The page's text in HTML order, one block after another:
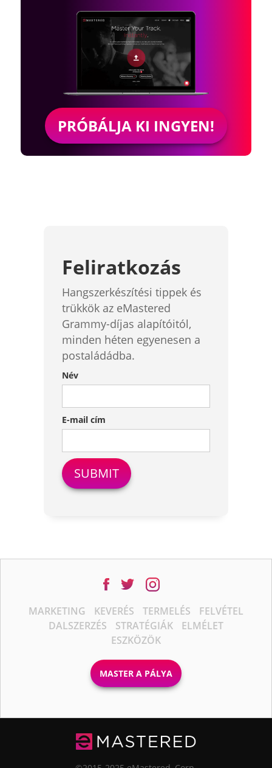
PRÓBÁLJA KI INGYEN!
Feliratkozás
Hangszerkészítési tippek és
trükkök az eMastered
Grammy-díjas alapítóitól,
minden héten egyenesen a
postaládádba.
Név
E-mail cím
MARKETING KEVERÉS TERMELÉS
FELVÉTEL
DALSZERZÉS
STRATÉGIÁK
ELMÉLET
ESZKÖZÖK
MASTER A PÁLYA